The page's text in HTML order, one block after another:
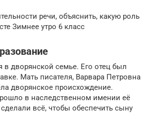
речи, объяснить, какую роль
Зимнее утро 6 класс
в дворянской семье. Его отец был
Мать писателя, Варвара Петровна
дворянское происхождение.
в наследственном имении её
всё, чтобы обеспечить сыну